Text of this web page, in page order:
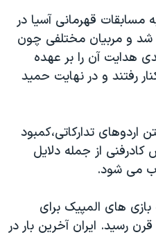
مسابقات قهرمانی آسیا در
شد و مربیان مختلفی چون
هدایت آن را بر عهده
رفتند و در نهایت حمید
اردوهای تدارکاتی،کمبود
از جمله دلایل
می شود.
های المپیک برای
رسید. ایران آخرین بار در